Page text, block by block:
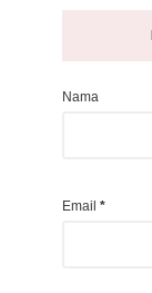
Nama
Email *